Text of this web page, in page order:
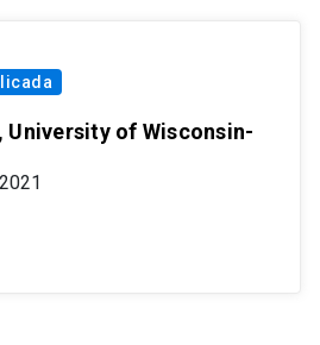
University of Wisconsin-